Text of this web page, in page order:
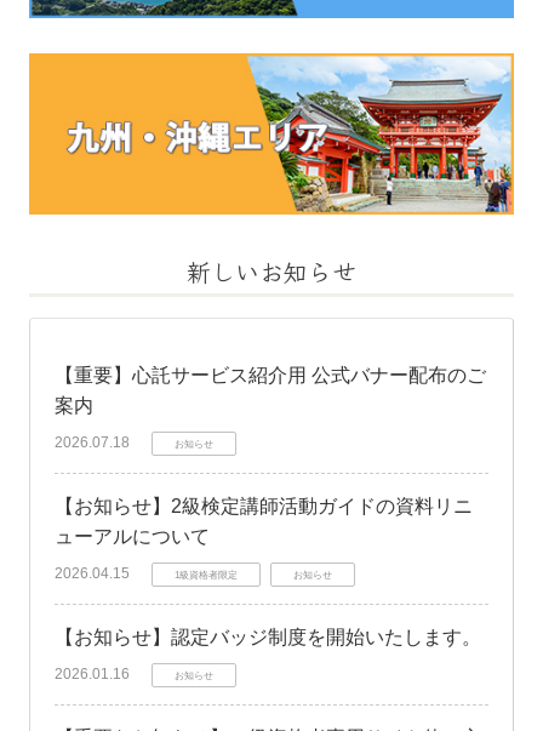
新しいお知らせ
【重要】心託サービス紹介用 公式バナー配布のご
案内
2026.07.18 お知らせ
【お知らせ】2級検定講師活動ガイドの資料リニ
ューアルについて
2026.04.15 1級資格者限定 お知らせ
【お知らせ】認定バッジ制度を開始いたします。
2026.01.16 お知らせ